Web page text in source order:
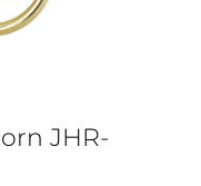
JHR-